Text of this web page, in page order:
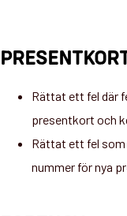
Rättat ett fel där
presentkort och
Rättat ett fel
nummer för nya